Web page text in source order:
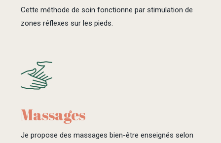
Cette méthode de soin fonctionne par stimulation de
zones réflexes sur les pieds.
Massages
Je propose des massages bien-être enseignés selon